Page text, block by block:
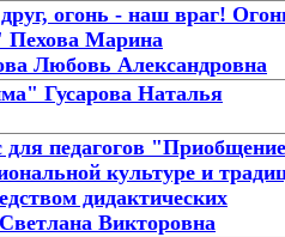
огонь - наш враг!
Пехова Марина
Любовь Александровна
Гусарова Наталья
для педагогов "Приобщение
культуре и
дидактических
Викторовна